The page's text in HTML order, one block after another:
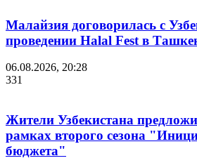
Малайзия договорилась с
проведении Halal Fest в
06.08.2026, 20:28
331
Жители Узбекистана
рамках второго сезона
бюджета"